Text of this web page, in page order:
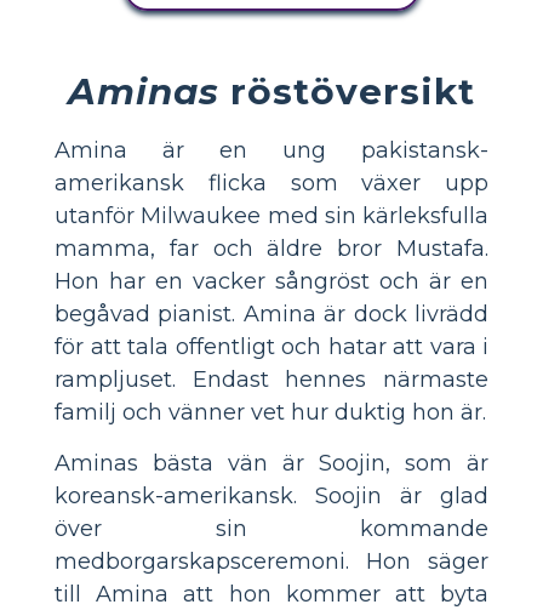
Aminas röstöversikt
Amina är en ung pakistansk-
amerikansk flicka som växer upp
utanför Milwaukee med sin kärleksfulla
mamma, far och äldre bror Mustafa.
Hon har en vacker sångröst och är en
begåvad pianist. Amina är dock livrädd
för att tala offentligt och hatar att vara i
rampljuset. Endast hennes närmaste
familj och vänner vet hur duktig hon är.
Aminas bästa vän är Soojin, som är
koreansk-amerikansk. Soojin är glad
över sin kommande
medborgarskapsceremoni. Hon säger
till Amina att hon kommer att byta